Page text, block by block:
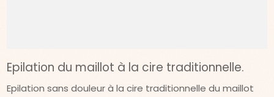
Epilation du maillot à la cire traditionnelle.
Epilation sans douleur à la cire traditionnelle du maillot